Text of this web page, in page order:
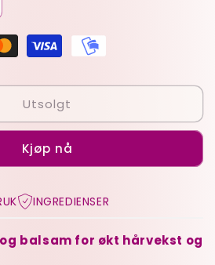
fet
Utsolgt
Kjøp nå
INGREDIENSER
og balsam for økt hårvekst og